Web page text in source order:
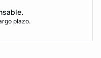
plazo.